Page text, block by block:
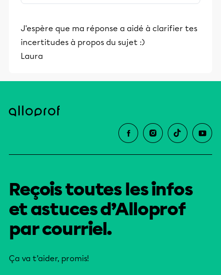
stimulants, Alloprof engage les élèves
éducative.
J'espère que ma réponse a aidé à clarifier tes
incertitudes à propos du sujet :)
Laura
Reçois toutes les infos
et astuces d’Alloprof
par courriel.
Ça va t’aider, promis!